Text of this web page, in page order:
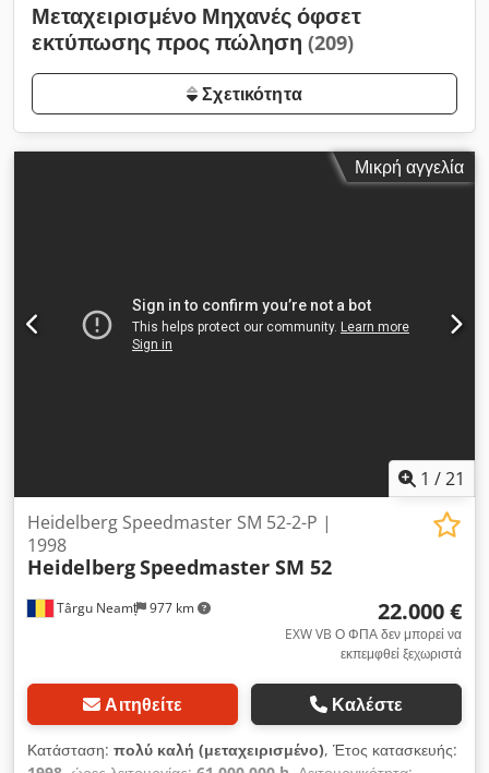
Μεταχειρισμένο Μηχανές όφσετ
εκτύπωσης προς πώληση (209)
Σχετικότητα
Μικρή αγγελία
1 /21
Târgu Neamț 977 km
Heidelberg Speedmaster SM 52-2-P |
1998
HeidelbergSpeedmaster SM 52
22.000 €
EXW VB Ο ΦΠΑ δεν μπορεί να
εκπεμφθεί ξεχωριστά
Αιτηθείτε Καλέστε
Κατάσταση: πολύ καλή (μεταχειρισμένο), Έτος κατασκευής: